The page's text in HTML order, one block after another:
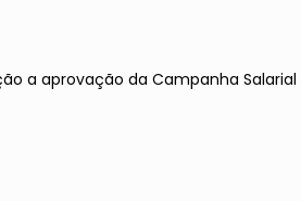
aprovação da Campanha Salarial